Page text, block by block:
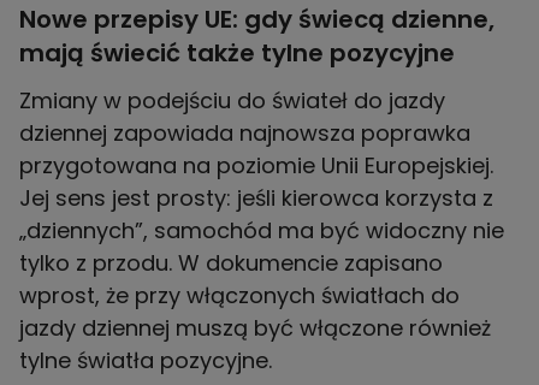
Nowe przepisy UE: gdy świecą dzienne,
mają świecić także tylne pozycyjne
Zmiany w podejściu do świateł do jazdy
dziennej zapowiada najnowsza poprawka
przygotowana na poziomie Unii Europejskiej.
Jej sens jest prosty: jeśli kierowca korzysta z
„dziennych”, samochód ma być widoczny nie
tylko z przodu. W dokumencie zapisano
wprost, że przy włączonych światłach do
jazdy dziennej muszą być włączone również
tylne światła pozycyjne.